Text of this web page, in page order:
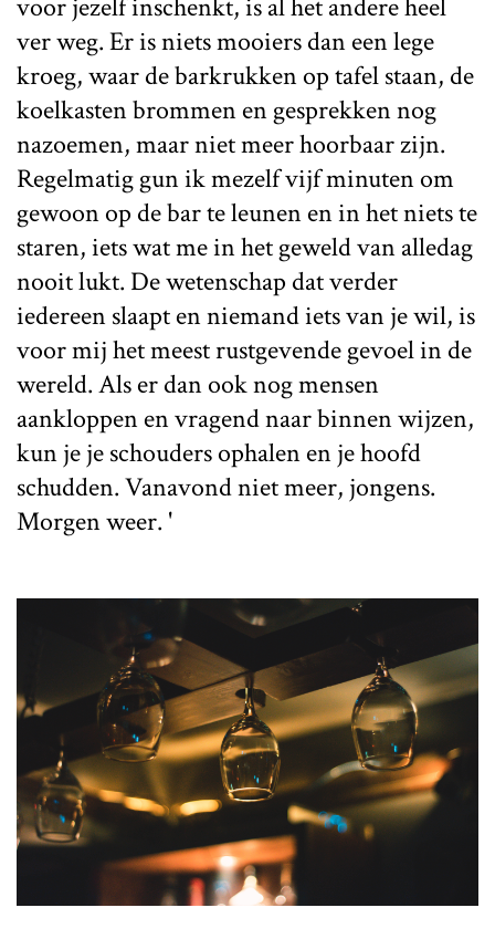
ver weg. Er is niets mooiers dan een lege
kroeg, waar de barkrukken op tafel staan, de
koelkasten brommen en gesprekken nog
nazoemen, maar niet meer hoorbaar zijn.
Regelmatig gun ik mezelf vijf minuten om
gewoon op de bar te leunen en in het niets te
staren, iets wat me in het geweld van alledag
nooit lukt. De wetenschap dat verder
iedereen slaapt en niemand iets van je wil, is
voor mij het meest rustgevende gevoel in de
wereld. Als er dan ook nog mensen
aankloppen en vragend naar binnen wijzen,
kun je je schouders ophalen en je hoofd
schudden. Vanavond niet meer, jongens.
Morgen weer. '